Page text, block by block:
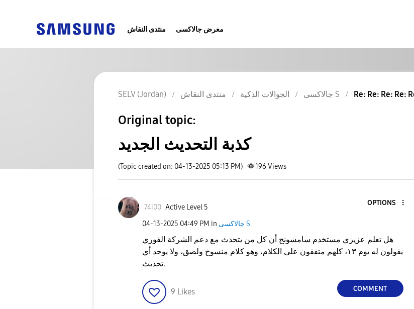
منتدى النقاش معرض جالاكسى
SELV (Jordan) منتدى النقاش الجوالات الذكية جالاكسى S
Original topic:
كذبة التحديث الجديد
(Topic created on: 04-13-2025 05:13 PM) 196 Views
74i00 Active Level 5
OPTIONS
‎04-13-2025 04:49 PM in جالاكسى S
هل تعلم عزيزي مستخدم سامسونج أن كل من يتحدث مع دعم الشركة الفوري
يقولون له يوم ١٣، كلهم متفقون على الكلام، وهو كلام منسوخ ولصق، ولا يوجد أي
تحديث.
9 Likes COMMENT